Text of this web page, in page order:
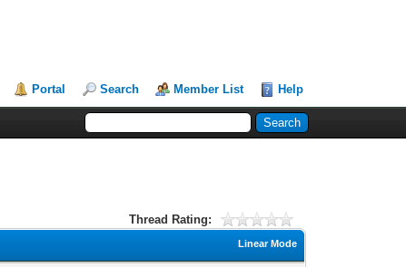
Portal Search Member List Help
Thread Rating:
Linear Mode